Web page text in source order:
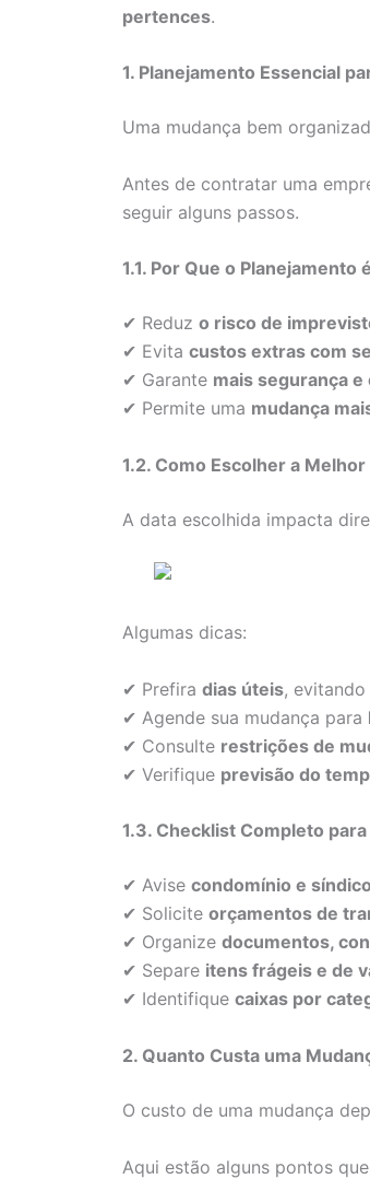
pertences.
1. Planejamento Essencial
Uma mudança bem
Antes de contratar uma
seguir alguns passos.
1.1. Por Que o Planejamento
✔ Reduz o risco de
✔ Evita custos extras com
✔ Garante mais segurança e
✔ Permite uma mudança
1.2. Como Escolher a
A data escolhida impacta
Algumas dicas:
✔ Prefira dias úteis,
✔ Agende sua mudança para
✔ Consulte restrições de
✔ Verifique previsão do
1.3. Checklist Completo
✔ Avise condomínio e síndico
✔ Solicite orçamentos de
✔ Organize documentos,
✔ Separe itens frágeis e de
✔ Identifique caixas por
2. Quanto Custa uma
O custo de uma mudança
Aqui estão alguns pontos